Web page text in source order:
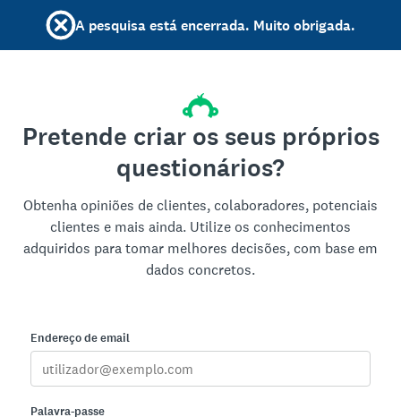
A pesquisa está encerrada. Muito obrigada.
Pretende criar os seus próprios
questionários?
Obtenha opiniões de clientes, colaboradores, potenciais
clientes e mais ainda. Utilize os conhecimentos
adquiridos para tomar melhores decisões, com base em
dados concretos.
Endereço de email
Palavra-passe